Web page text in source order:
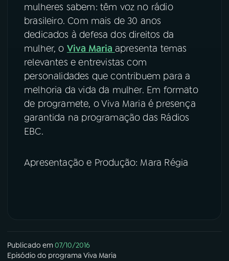
mulheres sabem: têm voz no rádio
brasileiro. Com mais de 30 anos
dedicados à defesa dos direitos da
mulher, o Viva Maria apresenta temas
relevantes e entrevistas com
personalidades que contribuem para a
melhoria da vida da mulher. Em formato
de programete, o Viva Maria é presença
garantida na programação das Rádios
EBC.
Apresentação e Produção: Mara Régia
Publicado em07/10/2016
Episódio do programa Viva Maria